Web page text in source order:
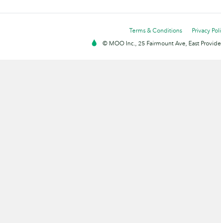
Terms & Conditions
Privacy
© MOO Inc., 25 Fairmount Ave, East